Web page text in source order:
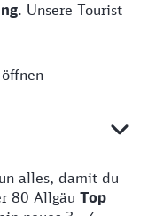
. Unsere Tourist
alles, damit du
80 Allgäu Top